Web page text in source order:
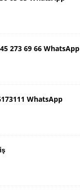
273 69 66 WhatsApp
WhatsApp